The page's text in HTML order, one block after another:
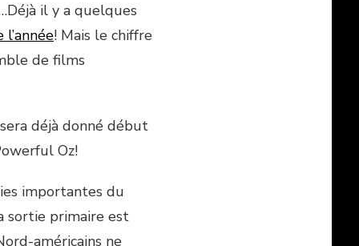
il y a quelques
! Mais le chiffre
de films
déjà donné début
Oz!
importantes du
sortie primaire est
américains ne